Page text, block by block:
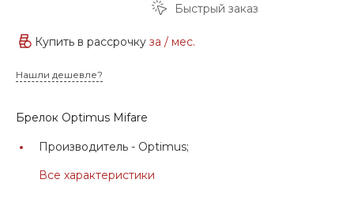
Быстрый заказ
Купить в рассрочку за / мес.
Нашли дешевле?
Брелок Optimus Mifare
Производитель - Optimus;
Все характеристики